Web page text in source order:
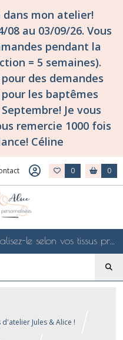
mon atelier!
au 03/09/26. Vous
pendant la
= 5 semaines).
des demandes
les baptêmes
Je vous
remercie 1000 fois
Céline
0 0
Choisissez un modèle et personnalisez-le selon vos tissus préférés de mes collections en ligne, je le confectionnerai selon vos souhaits
Jules & Alice !